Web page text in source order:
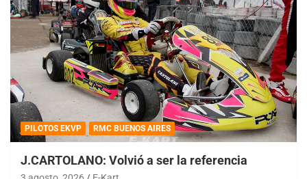
PILOTOS EKVP RMC BUENOS AIRES
J.CARTOLANO: Volvió a ser la referencia